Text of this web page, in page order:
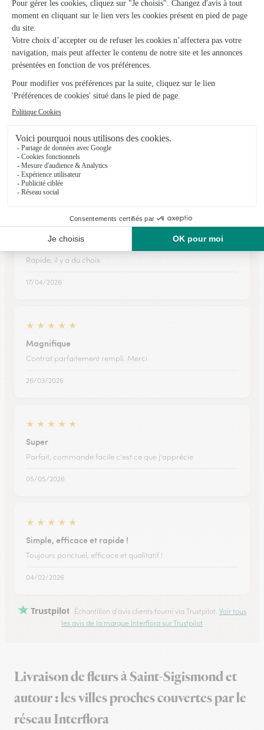
Floralys
Surgeres
★ ★ ★
4.6 (26)
Voir la boutique
Ils ont fait livrer des fleurs ou une plante à
★ ★ ★ ★ ★
Rapide
Rapide, il y a du choix
17/04/2026
★ ★ ★ ★ ★
Magnifique
Contrat parfaitement rempli. Merci
26/03/2026
★ ★ ★ ★ ★
Super
Parfait, commande facile c'est ce que j'apprécie
05/05/2026
★ ★ ★ ★ ★
Simple, efficace et rapide !
Toujours ponctuel, efficace et qualitatif !
04/02/2026
Trustpilot Échantillon d'avis clients fourni via Trustpilot. Voir tous
les avis de la marque Interflora sur Trustpilot
Livraison de fleurs à Saint-Sigismond et
autour : les villes proches couvertes par le
réseau Interflora